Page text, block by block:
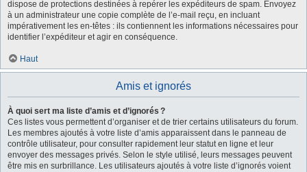
dispose de protections destinées à repérer les expéditeurs de spam. Envoyez
à un administrateur une copie complète de l’e-mail reçu, en incluant
impérativement les en-têtes : ils contiennent les informations nécessaires pour
identifier l’expéditeur et agir en conséquence.
Haut
Amis et ignorés
À quoi sert ma liste d’amis et d’ignorés ?
Ces listes vous permettent d’organiser et de trier certains utilisateurs du forum.
Les membres ajoutés à votre liste d’amis apparaissent dans le panneau de
contrôle utilisateur, pour consulter rapidement leur statut en ligne et leur
envoyer des messages privés. Selon le style utilisé, leurs messages peuvent
être mis en surbrillance. Les utilisateurs ajoutés à votre liste d’ignorés voient